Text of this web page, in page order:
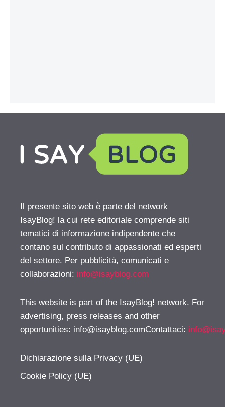
Il presente sito web è parte del network
IsayBlog! la cui rete editoriale comprende siti
tematici di informazione indipendente che
contano sul contributo di appassionati ed esperti
del settore. Per pubblicità, comunicati e
collaborazioni: info@isayblog.com
This website is part of the IsayBlog! network. For
advertising, press releases and other
opportunities: info@isayblog.comContattaci:
Dichiarazione sulla Privacy (UE)
Cookie Policy (UE)